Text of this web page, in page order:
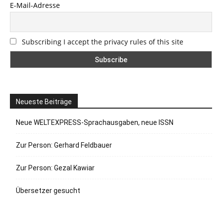
E-Mail-Adresse
Subscribing I accept the privacy rules of this site
Neueste Beiträge
Neue WELTEXPRESS-Sprachausgaben, neue ISSN
Zur Person: Gerhard Feldbauer
Zur Person: Gezal Kawiar
Übersetzer gesucht